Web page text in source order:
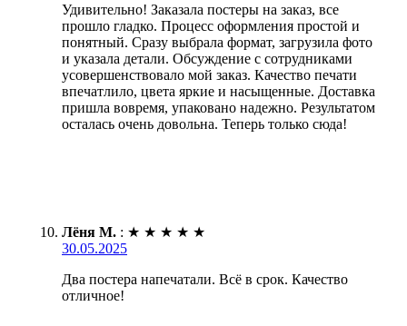
Удивительно! Заказала постеры на заказ, все
прошло гладко. Процесс оформления простой и
понятный. Сразу выбрала формат, загрузила фото
и указала детали. Обсуждение с сотрудниками
усовершенствовало мой заказ. Качество печати
впечатлило, цвета яркие и насыщенные. Доставка
пришла вовремя, упаковано надежно. Результатом
осталась очень довольна. Теперь только сюда!
Лёня М. : ★ ★ ★ ★ ★
30.05.2025
Два постера напечатали. Всё в срок. Качество
отличное!